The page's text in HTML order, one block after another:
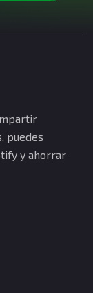
puedes
y ahorrar